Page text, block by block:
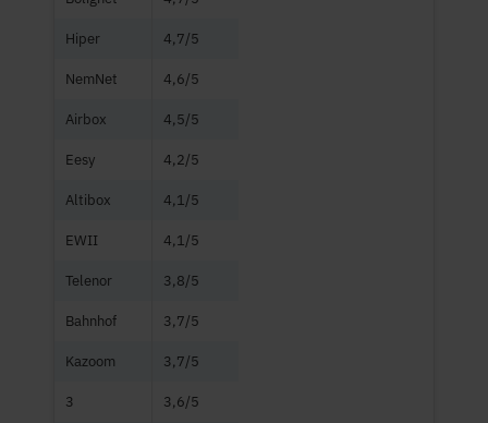
Hiper 4,7/5
NemNet 4,6/5
Airbox 4,5/5
Eesy 4,2/5
Altibox 4,1/5
EWII 4,1/5
Telenor 3,8/5
Bahnhof 3,7/5
Kazoom 3,7/5
3 3,6/5